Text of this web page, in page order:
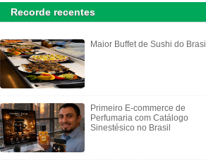
Recorde recentes
Maior Buffet de Sushi do Brasil
Primeiro E-commerce de
Perfumaria com Catálogo
Sinestésico no Brasil